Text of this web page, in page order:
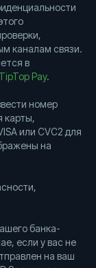
каналам связи.
в
TipTop Pay.
номер
карты,
или CVC2 для
на
банка-
если у вас не
на ваш